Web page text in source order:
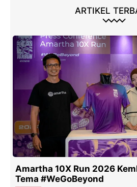
ARTIKEL
Amartha 10X Run 2026
Tema #WeGoBeyond